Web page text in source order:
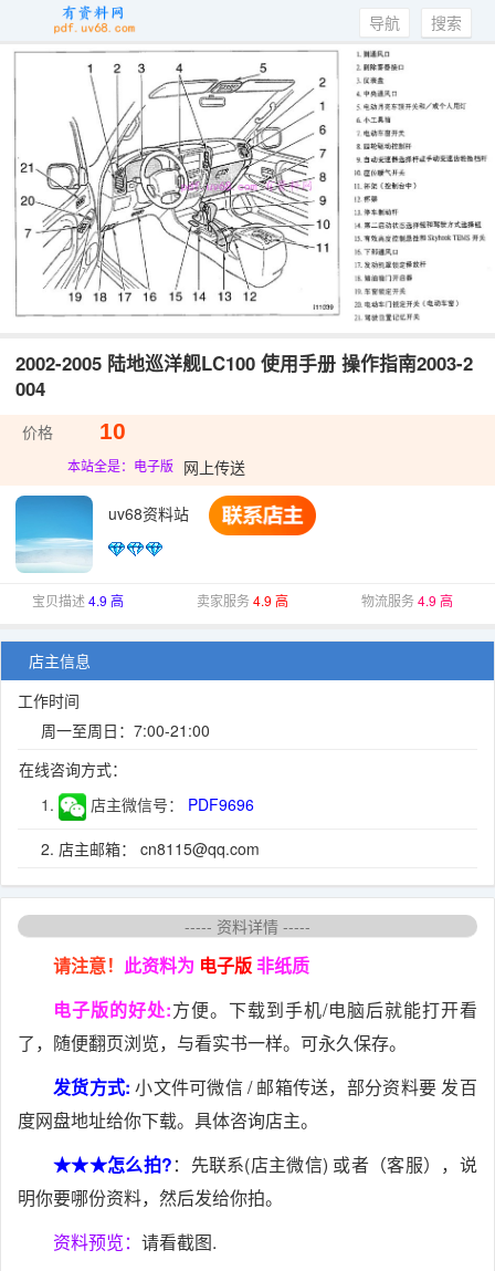
搜索
导航
2002-2005 陆地巡洋舰LC100 使用手册 操作指南2003-2
004
价格 10
本站全是：电子版 网上传送
uv68资料站
宝贝描述 4.9 高 卖家服务4.9 高 物流服务4.9 高
店主信息
工作时间
周一至周日：7:00-21:00
在线咨询方式：
1.
店主微信号：
PDF9696
2. 店主邮箱： cn8115@qq.com
----- 资料详情 -----
请注意！ 此资料为 电子版非纸质
电子版的好处:方便。下载到手机/电脑后就能打开看
了，随便翻页浏览，与看实书一样。可永久保存。
发货方式: 小文件可微信 / 邮箱传送，部分资料要 发百
度网盘地址给你下载。具体咨询店主。
★★★怎么拍?：先联系(店主微信) 或者（客服），说
明你要哪份资料，然后发给你拍。
资料预览： 请看截图.